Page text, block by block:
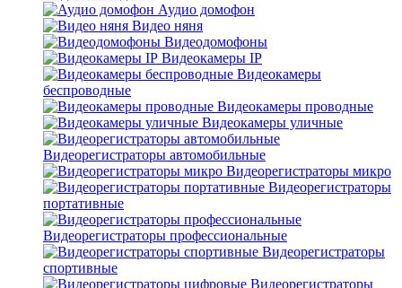
Аудио домофон
Видео няня
Видеодомофоны
Видеокамеры IP
Видеокамеры
беспроводные
Видеокамеры проводные
Видеокамеры уличные
Видеорегистраторы автомобильные
Видеорегистраторы микро
Видеорегистраторы
портативные
Видеорегистраторы профессиональные
Видеорегистраторы
спортивные
Видеорегистраторы